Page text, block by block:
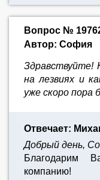
Вопрос №
Автор: София
Здравствуйте!
на лезвиях и
уже скоро пора
Отвечает:
Добрый день,
Благодарим
компанию!